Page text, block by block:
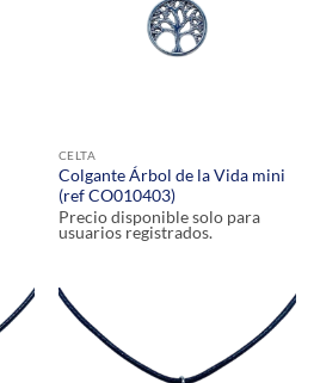
CELTA
Colgante Árbol de la Vida mini
(ref CO010403)
Precio disponible solo para
usuarios registrados.